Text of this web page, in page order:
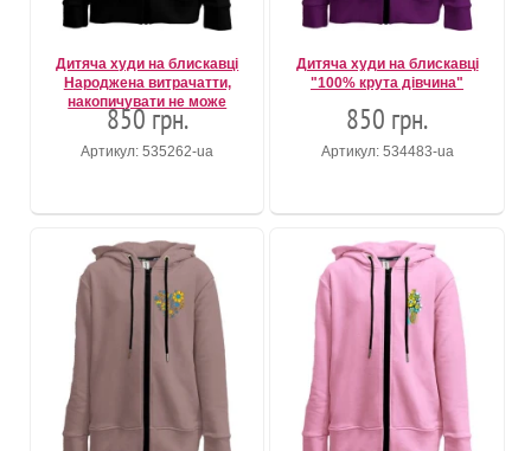
Дитяча худи на блискавці
Народжена витрачатти,
накопичувати не може
850 грн.
Артикул: 535262-ua
Дитяча худи на блискавці
"100% крута дівчина"
850 грн.
Артикул: 534483-ua